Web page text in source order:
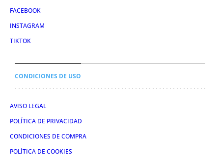
FACEBOOK
INSTAGRAM
TIKTOK
CONDICIONES DE USO
AVISO LEGAL
POLÍTICA DE PRIVACIDAD
CONDICIONES DE COMPRA
POLÍTICA DE COOKIES